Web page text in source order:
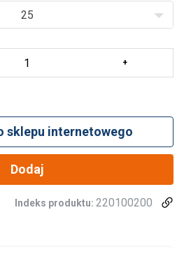
25
sklepu internetowego
Dodaj
Indeks produktu: 220100200